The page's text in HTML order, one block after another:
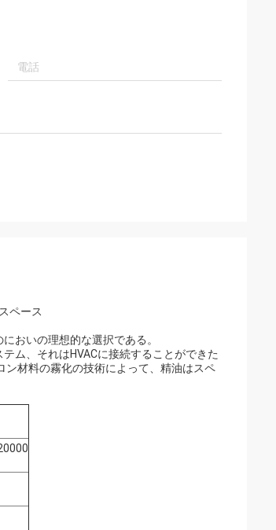
ペース
おいの理想的な選択である。
ム、それはHVACに接続することができた
ン材料の霧化の技術によって、精油はスペ